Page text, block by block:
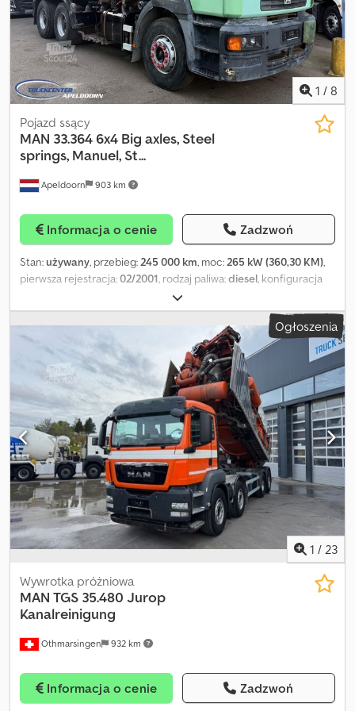
Dane bankowe: Konto Rabobank: 39.33.10.655 IBAN:
NL73RABO0393310655 Kod Swift: RABONL2U Dodpey Ep Ulefx
Acgeck - Zawsze sprawdzaj nasze dane bankowe przed
dokonaniem transakcji! - Rezerwacja pojazdu możliwa tylko po
wpłacie zadatku. - Zastrzegamy błędy pisowni i treści we
wszystkich oferowanych pojazdach.
1 / 8
Apeldoorn 903 km
Pojazd ssący
MAN 33.364 6x4 Big axles, Steel
springs, Manuel, St...
Informacja o cenie Zadzwoń
Stan:używany, przebieg:245 000 km, moc:265 kW (360,30 KM),
pierwsza rejestracja:02/2001, rodzaj paliwa:diesel, konfiguracja
inny, kabin kierowcy:
typ przekładni:mechaniczny, klasa emisji:euro2, zawieszenie:stal,
Rok budowy:2001, MAN 33.364, 2001, 6x4 z redukcją w piastach, w
pełni resorowany na resorach piórowych, manualna skrzynia
biegów, zbiornik ze stali nierdzewnej. Bez pomp! = Dalsze
informacje = Zawieszenie: resory piórowe Oś przednia: skrętna Oś
tylna 1: podwójne koła; reduktor: zewnętrzne osie planetarne Oś
tylna 2: podwójne koła; reduktor: zewnętrzne osie planetarne
Dsdpfoy Dppvsx Acgeck = Informacje firmowe = Dane bankowe:
Konto Rabobank: 39.33.10.655 IBAN: NL73RABO0393310655 Kod
SWIFT/BIC: RABONL2U - Zawsze sprawdź nasze dane bankowe
przed dokonaniem transakcji! - Rezerwacja pojazdów nie jest
możliwa bez zaliczki. - Zastrzegamy możliwość wystąpienia błędów
pisarskich i tekstowych we wszystkich oferowanych pojazdach.
Ogłoszenia
1 / 23
Othmarsingen 932 km
Wywrotka próżniowa
MAN TGS 35.480 Jurop
Kanalreinigung
Informacja o cenie Zadzwoń